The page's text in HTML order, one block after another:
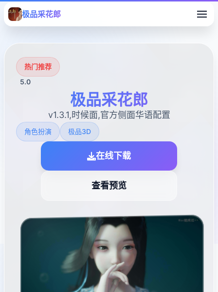
极品采花郎
热门推荐
5.0
极品采花郎
v1.3.1,时候面,官方侧面华语配置
角色扮演 极品3D
在线下载
查看预览